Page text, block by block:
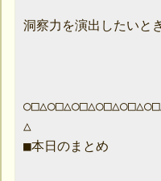
洞察力を演出したい
△
■本日のまとめ